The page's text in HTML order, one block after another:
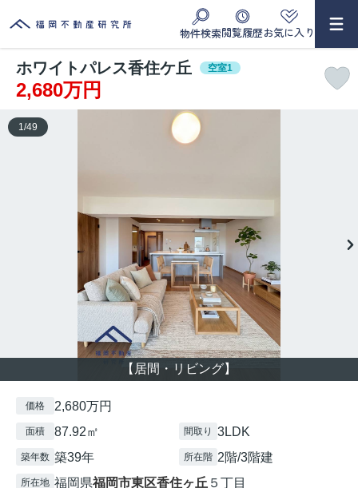
物件検索閲覧履歴お気に入り
ホワイトパレス香住ケ丘 空室1
2,680万円
【居間・リビング】
1 /49
価格 2,680万円
面積 87.92㎡ 間取り 3LDK
築年数 築39年 所在階 2階/3階建
所在地 福岡県福岡市東区香住ヶ丘 ５丁目